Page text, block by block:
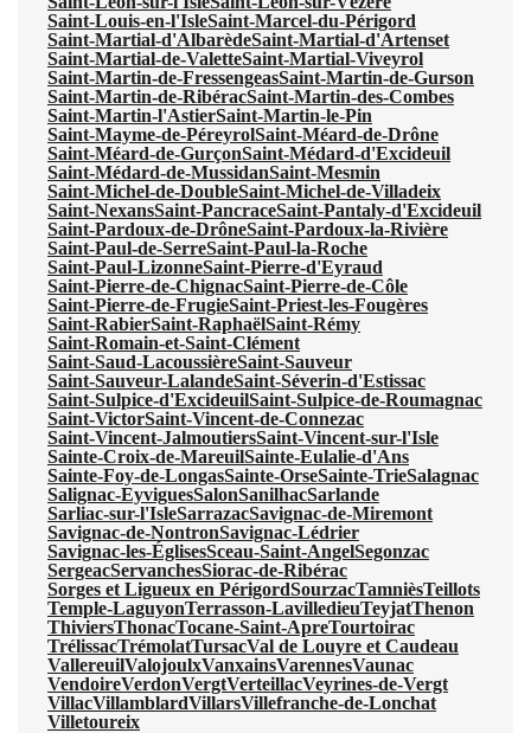
Saint-Louis-en-l'IsleSaint-Marcel-du-Périgord
Saint-Martial-d'AlbarèdeSaint-Martial-d'Artenset
Saint-Martial-de-ValetteSaint-Martial-Viveyrol
Saint-Martin-de-FressengeasSaint-Martin-de-Gurson
Saint-Martin-de-RibéracSaint-Martin-des-Combes
Saint-Martin-l'AstierSaint-Martin-le-Pin
Saint-Mayme-de-PéreyrolSaint-Méard-de-Drône
Saint-Méard-de-GurçonSaint-Médard-d'Excideuil
Saint-Médard-de-MussidanSaint-Mesmin
Saint-Michel-de-DoubleSaint-Michel-de-Villadeix
Saint-NexansSaint-PancraceSaint-Pantaly-d'Excideuil
Saint-Pardoux-de-DrôneSaint-Pardoux-la-Rivière
Saint-Paul-de-SerreSaint-Paul-la-Roche
Saint-Paul-LizonneSaint-Pierre-d'Eyraud
Saint-Pierre-de-ChignacSaint-Pierre-de-Côle
Saint-Pierre-de-FrugieSaint-Priest-les-Fougères
Saint-RabierSaint-RaphaëlSaint-Rémy
Saint-Romain-et-Saint-Clément
Saint-Saud-LacoussièreSaint-Sauveur
Saint-Sauveur-LalandeSaint-Séverin-d'Estissac
Saint-Sulpice-d'ExcideuilSaint-Sulpice-de-Roumagnac
Saint-VictorSaint-Vincent-de-Connezac
Saint-Vincent-JalmoutiersSaint-Vincent-sur-l'Isle
Sainte-Croix-de-MareuilSainte-Eulalie-d'Ans
Sainte-Foy-de-LongasSainte-OrseSainte-TrieSalagnac
Salignac-EyviguesSalonSanilhacSarlande
Sarliac-sur-l'IsleSarrazacSavignac-de-Miremont
Savignac-de-NontronSavignac-Lédrier
Savignac-les-ÉglisesSceau-Saint-AngelSegonzac
SergeacServanchesSiorac-de-Ribérac
Sorges et Ligueux en PérigordSourzacTamnièsTeillots
Temple-LaguyonTerrasson-LavilledieuTeyjatThenon
ThiviersThonacTocane-Saint-ApreTourtoirac
TrélissacTrémolatTursacVal de Louyre et Caudeau
VallereuilValojoulxVanxainsVarennesVaunac
VendoireVerdonVergtVerteillacVeyrines-de-Vergt
VillacVillamblardVillarsVillefranche-de-Lonchat
Villetoureix